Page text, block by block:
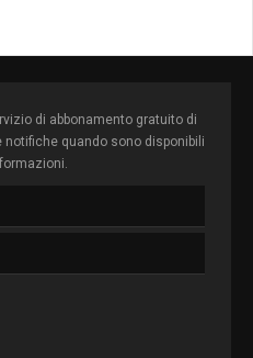
di abbonamento gratuito di
quando sono disponibili